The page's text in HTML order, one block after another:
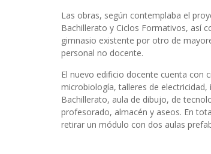
Las obras, según contemplaba el
Bachillerato y Ciclos Formativos, así
gimnasio existente por otro de
personal no docente.
El nuevo edificio docente cuenta con
microbiología, talleres de
Bachillerato, aula de dibujo, de
profesorado, almacén y aseos. En
retirar un módulo con dos aulas